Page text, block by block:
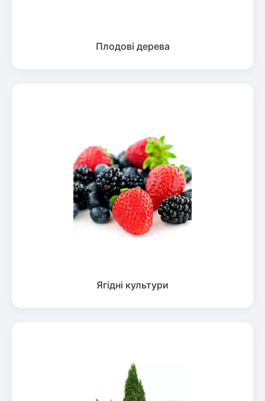
Плодові дерева
Ягідні культури